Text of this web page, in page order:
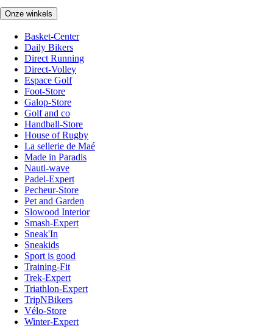
Onze winkels
Basket-Center
Daily Bikers
Direct Running
Direct-Volley
Espace Golf
Foot-Store
Galop-Store
Golf and co
Handball-Store
House of Rugby
La sellerie de Maé
Made in Paradis
Nauti-wave
Padel-Expert
Pecheur-Store
Pet and Garden
Slowood Interior
Smash-Expert
Sneak'In
Sneakids
Sport is good
Training-Fit
Trek-Expert
Triathlon-Expert
TripNBikers
Vélo-Store
Winter-Expert